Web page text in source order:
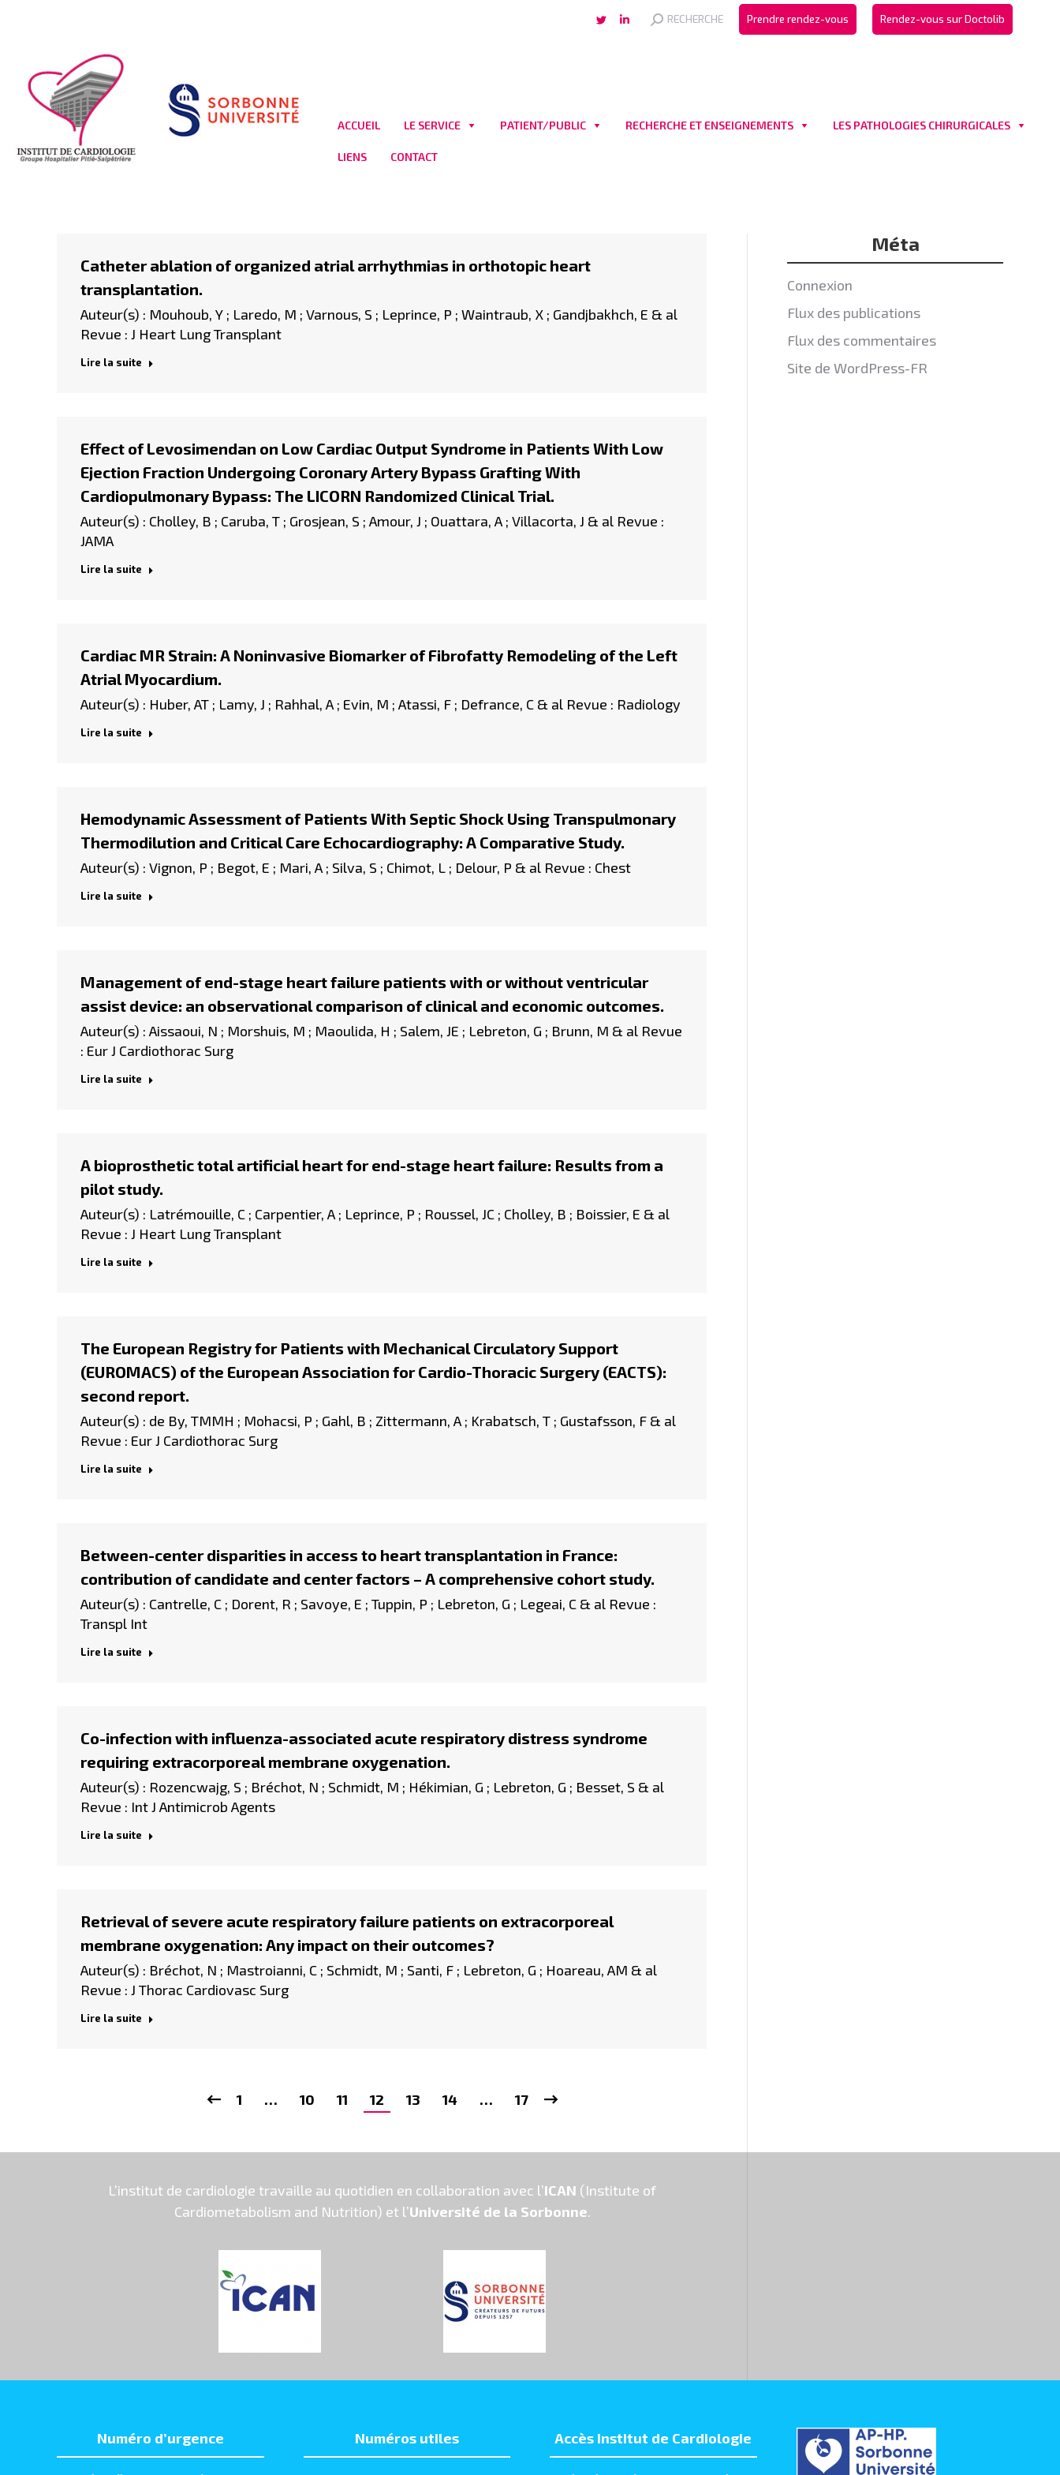
Twitter
window
LinkedIn
window
Search:RECHERCHE Prendre rendez-vous Rendez-vous sur Doctolib
ACCUEIL LE SERVICE PATIENT/PUBLIC RECHERCHE ET ENSEIGNEMENTS LES PATHOLOGIES CHIRURGICALES
LIENS CONTACT
Catheter ablation of organized atrial arrhythmias in orthotopic heart
transplantation.
Auteur(s) : Mouhoub, Y ; Laredo, M ; Varnous, S ; Leprince, P ; Waintraub, X ; Gandjbakhch, E & al
Revue : J Heart Lung Transplant
Lire la suite
Effect of Levosimendan on Low Cardiac Output Syndrome in Patients With Low
Ejection Fraction Undergoing Coronary Artery Bypass Grafting With
Cardiopulmonary Bypass: The LICORN Randomized Clinical Trial.
Auteur(s) : Cholley, B ; Caruba, T ; Grosjean, S ; Amour, J ; Ouattara, A ; Villacorta, J & al Revue :
JAMA
Lire la suite
Cardiac MR Strain: A Noninvasive Biomarker of Fibrofatty Remodeling of the Left
Atrial Myocardium.
Auteur(s) : Huber, AT ; Lamy, J ; Rahhal, A ; Evin, M ; Atassi, F ; Defrance, C & al Revue : Radiology
Lire la suite
Hemodynamic Assessment of Patients With Septic Shock Using Transpulmonary
Thermodilution and Critical Care Echocardiography: A Comparative Study.
Auteur(s) : Vignon, P ; Begot, E ; Mari, A ; Silva, S ; Chimot, L ; Delour, P & al Revue : Chest
Lire la suite
Management of end-stage heart failure patients with or without ventricular
assist device: an observational comparison of clinical and economic outcomes.
Auteur(s) : Aissaoui, N ; Morshuis, M ; Maoulida, H ; Salem, JE ; Lebreton, G ; Brunn, M & al Revue
: Eur J Cardiothorac Surg
Lire la suite
A bioprosthetic total artificial heart for end-stage heart failure: Results from a
pilot study.
Auteur(s) : Latrémouille, C ; Carpentier, A ; Leprince, P ; Roussel, JC ; Cholley, B ; Boissier, E & al
Revue : J Heart Lung Transplant
Lire la suite
The European Registry for Patients with Mechanical Circulatory Support
(EUROMACS) of the European Association for Cardio-Thoracic Surgery (EACTS):
second report.
Auteur(s) : de By, TMMH ; Mohacsi, P ; Gahl, B ; Zittermann, A ; Krabatsch, T ; Gustafsson, F & al
Revue : Eur J Cardiothorac Surg
Lire la suite
Between-center disparities in access to heart transplantation in France:
contribution of candidate and center factors – A comprehensive cohort study.
Auteur(s) : Cantrelle, C ; Dorent, R ; Savoye, E ; Tuppin, P ; Lebreton, G ; Legeai, C & al Revue :
Transpl Int
Lire la suite
Co-infection with influenza-associated acute respiratory distress syndrome
requiring extracorporeal membrane oxygenation.
Auteur(s) : Rozencwajg, S ; Bréchot, N ; Schmidt, M ; Hékimian, G ; Lebreton, G ; Besset, S & al
Revue : Int J Antimicrob Agents
Lire la suite
Retrieval of severe acute respiratory failure patients on extracorporeal
membrane oxygenation: Any impact on their outcomes?
Auteur(s) : Bréchot, N ; Mastroianni, C ; Schmidt, M ; Santi, F ; Lebreton, G ; Hoareau, AM & al
Revue : J Thorac Cardiovasc Surg
Lire la suite
1 … 10 11 12 13 14 … 17
L’institut de cardiologie travaille au quotidien en collaboration avec l’ICAN (Institute of
Cardiometabolism and Nutrition) et l’Université de la Sorbonne.
Méta
Connexion
Flux des publications
Flux des commentaires
Site de WordPress-FR
Numéro d’urgence Numéros utiles Accès Institut de Cardiologie